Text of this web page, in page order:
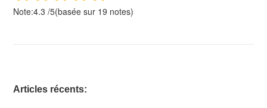
Note:4.3 /5(basée sur 19 notes)
Articles récents: